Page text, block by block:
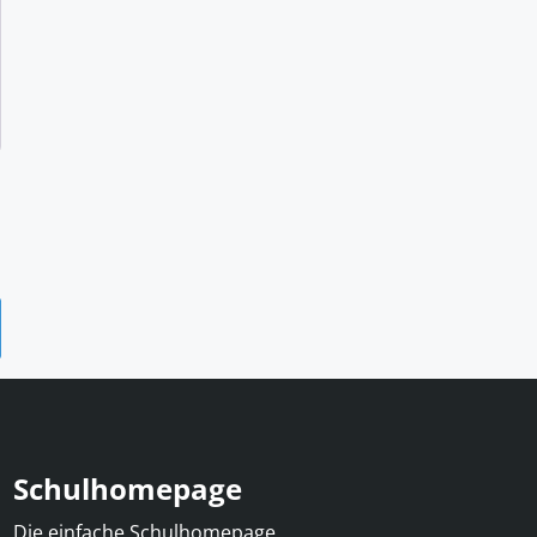
Schulhomepage